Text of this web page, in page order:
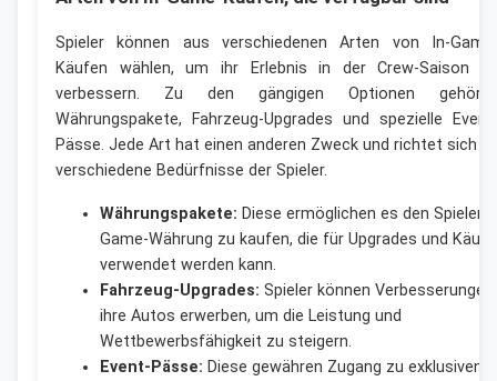
Spieler können aus verschiedenen Arten von In-
Käufen wählen, um ihr Erlebnis in der Crew-Saison
verbessern. Zu den gängigen Optionen
Währungspakete, Fahrzeug-Upgrades und spezielle
Pässe. Jede Art hat einen anderen Zweck und richtet sich
verschiedene Bedürfnisse der Spieler.
Währungspakete: Diese ermöglichen es den
Game-Währung zu kaufen, die für Upgrades und Käufe
verwendet werden kann.
Fahrzeug-Upgrades: Spieler können
ihre Autos erwerben, um die Leistung und
Wettbewerbsfähigkeit zu steigern.
Event-Pässe: Diese gewähren Zugang zu exklusiven